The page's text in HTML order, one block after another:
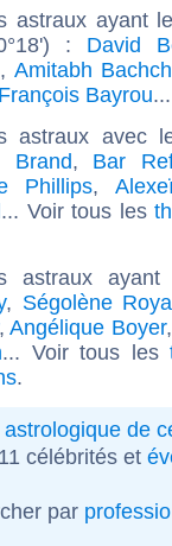
astraux ayant
: David
, Amitabh
François Bayrou
astraux avec
Brand, Bar
Phillips,
... Voir tous les
astraux
, Ségolène
,Angélique Boyer
... Voir tous les
.
astrologique de
célébrités et
par